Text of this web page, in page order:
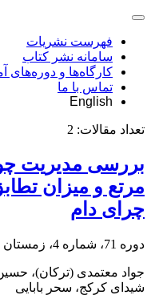
فهرست نشریات
سامانه نشر کتاب
کارگاه‌ها و
تماس با ما
English
تعداد مقالات: 2
بررسی مدیریت
مرتع و میزان
چرای دام
دوره 71، شماره 4، زمستان 1397، صفحه
جواد معتمدی (ترکان)،
شیدای کرکج، سحر بابایی